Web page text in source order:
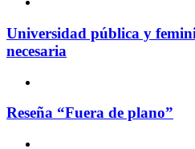
Universidad pública y
necesaria
Reseña “Fuera de plano”